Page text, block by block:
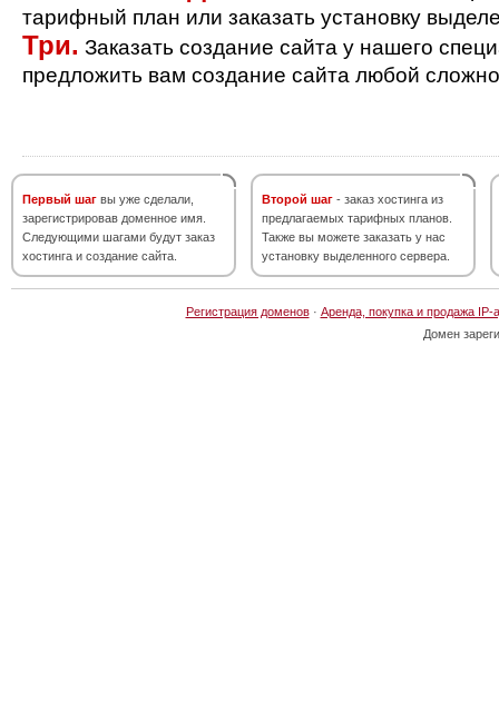
тарифный план или заказать установку
Три. Заказать создание сайта у нашего
предложить вам создание сайта любой
Первый шаг вы уже сделали,
зарегистрировав доменное имя.
Следующими шагами будут заказ
хостинга и создание сайта.
Второй шаг - заказ хостинга из
предлагаемых тарифных планов.
Также вы можете заказать у нас
установку выделенного сервера.
Регистрация доменов· Аренда, покупка и продажа IP-
Домен